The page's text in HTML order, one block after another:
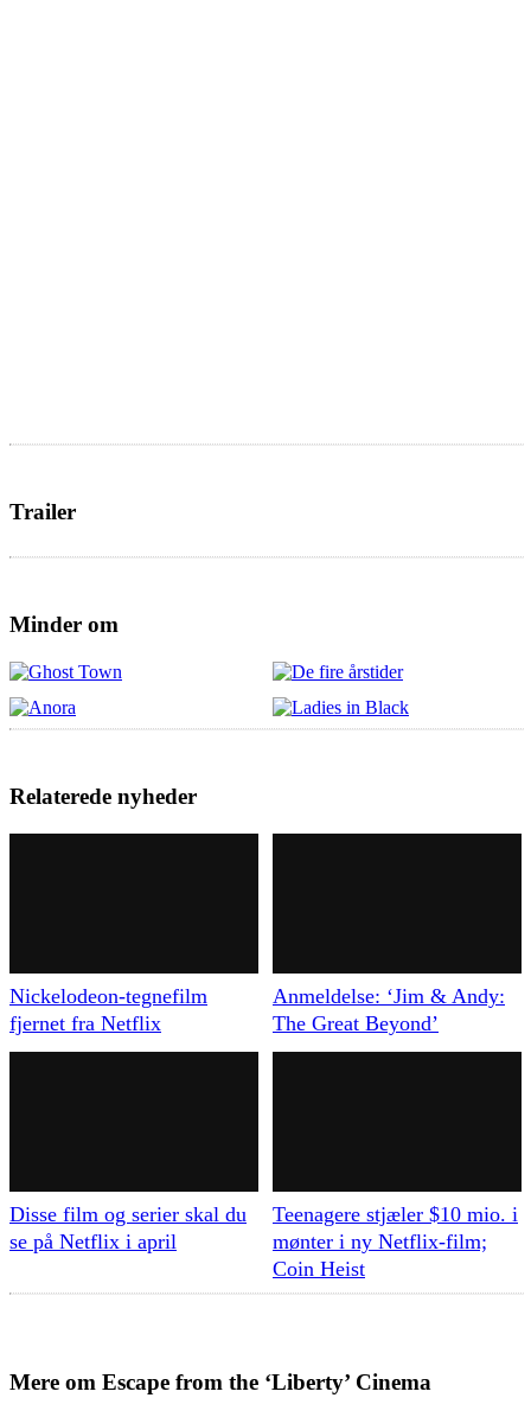
Trailer
Minder om
Relaterede nyheder
Nickelodeon-tegnefilm
fjernet fra Netflix
Anmeldelse: ‘Jim & Andy:
The Great Beyond’
Disse film og serier skal du
se på Netflix i april
Teenagere stjæler $10 mio. i
mønter i ny Netflix-film;
Coin Heist
Mere om Escape from the ‘Liberty’ Cinema